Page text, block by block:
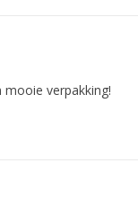
verpakking!